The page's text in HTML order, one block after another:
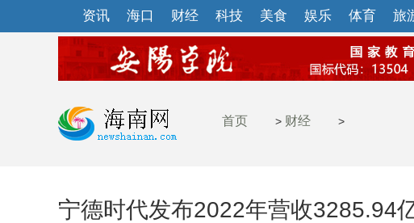
资讯 海口 财经 科技 美食 娱乐 体育 旅
首页 > 财经 >
宁德时代发布2022年营收3285.94